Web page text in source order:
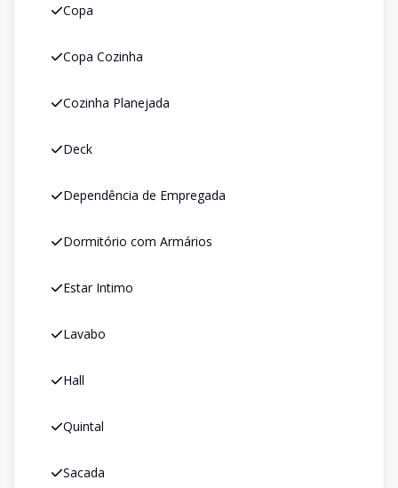
Copa
Copa Cozinha
Cozinha Planejada
Deck
Dependência de Empregada
Dormitório com Armários
Estar Intimo
Lavabo
Hall
Quintal
Sacada